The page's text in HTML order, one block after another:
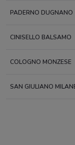
PADERNO DUGNANO
CINISELLO BALSAMO
COLOGNO MONZESE
SAN GIULIANO